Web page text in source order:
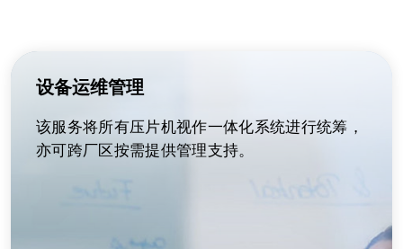
设备运维管理
该服务将所有压片机视作一体化系统进行统筹，
亦可跨厂区按需提供管理支持。